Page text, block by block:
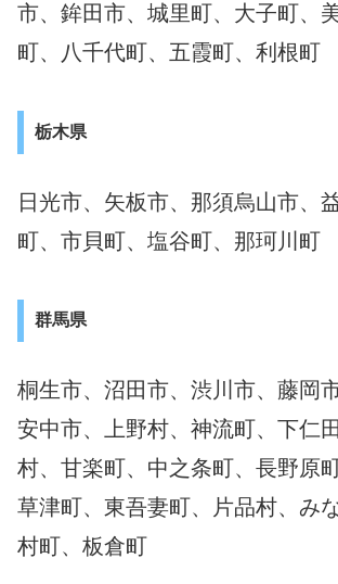
市、鉾田市、城里町、大子町、
町、八千代町、五霞町、利根町
栃木県
日光市、矢板市、那須烏山市、
町、市貝町、塩谷町、那珂川町
群馬県
桐生市、沼田市、渋川市、藤岡
安中市、上野村、神流町、下仁
村、甘楽町、中之条町、長野原
草津町、東吾妻町、片品村、み
村町、板倉町